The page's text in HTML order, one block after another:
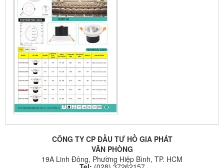
CÔNG TY CP ĐẦU TƯ HỒ GIA PHÁT
VĂN PHÒNG
19A Linh Đông, Phường Hiệp Bình, TP. HCM